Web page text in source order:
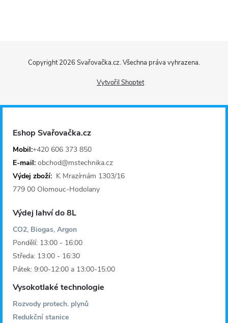
p
Vytvořil Shoptet
Copyright 2026 Svařovačka.cz. Všechna práva vyhrazena.
Eshop Svařovačka.cz
Mobil:+420 606 373 850
E-mail: obchod@mstechnika.cz
Výdej zboží: K Mrazírnám 1303/16
779 00 Olomouc-Hodolany
Výdej lahví do 8L
CO2, Biogas, Argon
Pondělí: 13:00 - 16:00
Středa: 13:00 - 16:30
Pátek: 9:00-12:00 a 13:00-15:00
Vysokotlaké technologie
Rozvody protech. plynů
Redukční stanice